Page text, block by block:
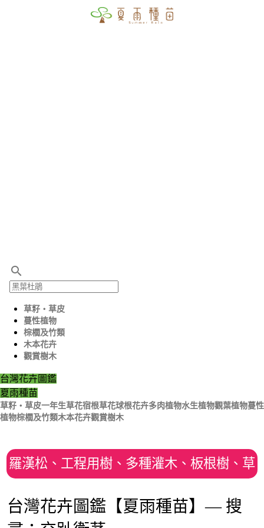
search
草籽‧草皮
蔓性植物
棕櫚及竹類
木本花卉
觀賞樹木
台灣花卉圖鑑
夏雨種苗
草籽‧草皮一年生草花宿根草花球根花卉多肉植物水生植物觀葉植物蔓性
植物棕櫚及竹類木本花卉觀賞樹木
羅漢松、工程用樹、多種灌木、板根樹、草
台灣花卉圖鑑【夏雨種苗】— 搜